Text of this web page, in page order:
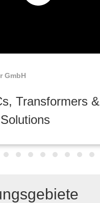
GmbH
Transformers &